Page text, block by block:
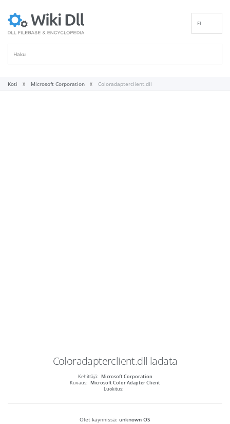
FI
Koti Microsoft Corporation Coloradapterclient.dll
Coloradapterclient.dll ladata
Kehittäjä: Microsoft Corporation
Kuvaus: Microsoft Color Adapter Client
Luokitus:
Olet käynnissä: unknown OS